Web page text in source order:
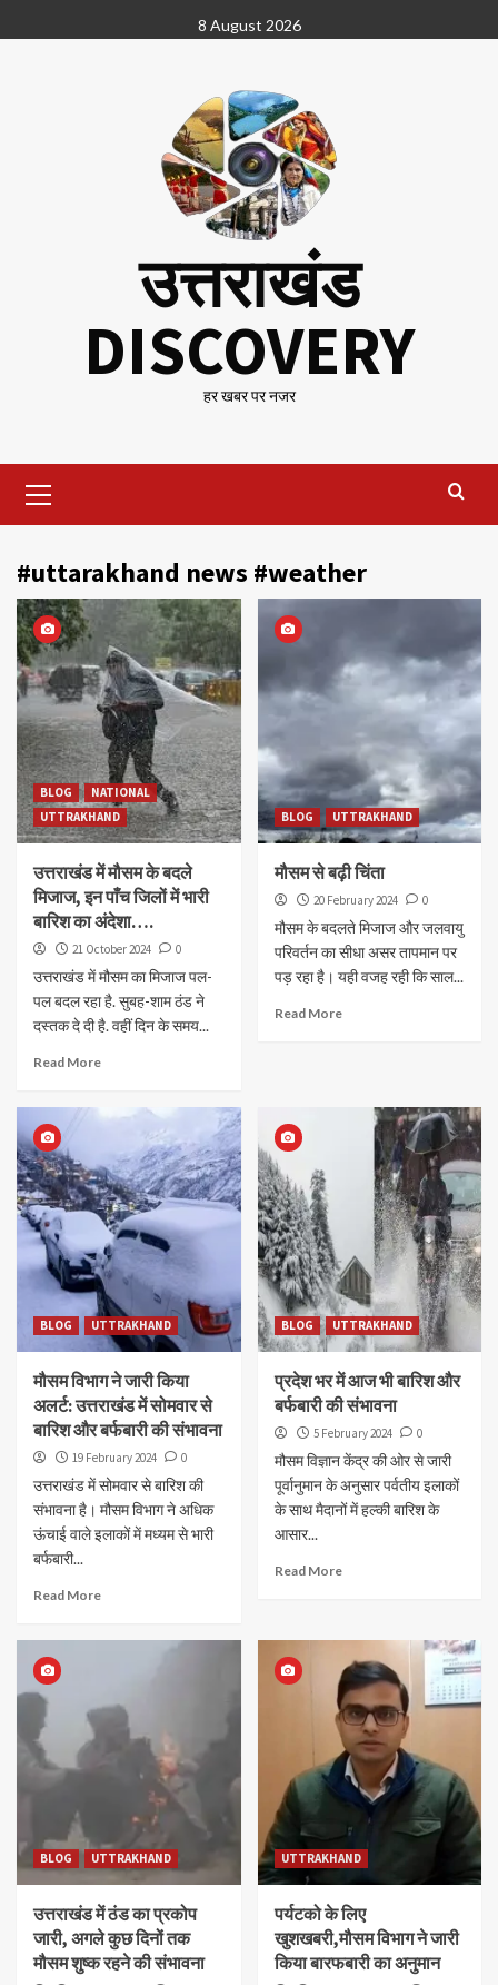
to
8 August 2026
उत्तराखंड
DISCOVERY
हर खबर पर नजर
Menu
#uttarakhand news #weather
BLOG
NATIONAL
UTTRAKHAND
उत्तराखंड में मौसम के बदले
मिजाज, इन पाँच जिलों में भारी
बारिश का अंदेशा….
21 October 2024 0
उत्तराखंड में मौसम का मिजाज पल-
पल बदल रहा है. सुबह-शाम ठंड ने
दस्तक दे दी है. वहीं दिन के समय...
Read More
BLOG UTTRAKHAND
मौसम से बढ़ी चिंता
20 February 2024 0
मौसम के बदलते मिजाज और जलवायु
परिवर्तन का सीधा असर तापमान पर
पड़ रहा है। यही वजह रही कि साल...
Read More
BLOG UTTRAKHAND
मौसम विभाग ने जारी किया
अलर्ट: उत्तराखंड में सोमवार से
बारिश और बर्फबारी की संभावना
19 February 2024 0
उत्तराखंड में सोमवार से बारिश की
संभावना है। मौसम विभाग ने अधिक
ऊंचाई वाले इलाकों में मध्यम से भारी
बर्फबारी...
Read More
BLOG UTTRAKHAND
प्रदेश भर में आज भी बारिश और
बर्फबारी की संभावना
5 February 2024 0
मौसम विज्ञान केंद्र की ओर से जारी
पूर्वानुमान के अनुसार पर्वतीय इलाकों
के साथ मैदानों में हल्की बारिश के
आसार...
Read More
BLOG UTTRAKHAND
उत्तराखंड में ठंड का प्रकोप
जारी, अगले कुछ दिनों तक
मौसम शुष्क रहने की संभावना
UTTRAKHAND
पर्यटको के लिए
खुशखबरी,मौसम विभाग ने जारी
किया बारफबारी का अनुमान